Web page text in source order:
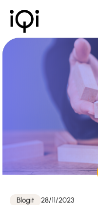
Blogit Julkaistu
28/11/2023